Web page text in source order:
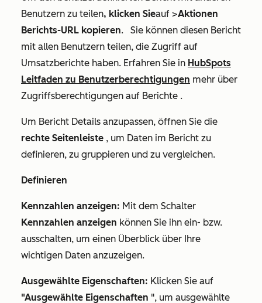
Benutzern zu teilen, klicken Sieauf >Aktionen
Berichts-URL kopieren. Sie können diesen Bericht
mit allen Benutzern teilen, die Zugriff auf
Umsatzberichte haben. Erfahren Sie in HubSpots
Leitfaden zu Benutzerberechtigungen mehr über
Zugriffsberechtigungen auf Berichte .
Um Bericht Details anzupassen, öffnen Sie die
rechte Seitenleiste , um Daten im Bericht zu
definieren, zu gruppieren und zu vergleichen.
Definieren
Kennzahlen anzeigen: Mit dem Schalter
Kennzahlen anzeigen können Sie ihn ein- bzw.
ausschalten, um einen Überblick über Ihre
wichtigen Daten anzuzeigen.
Ausgewählte Eigenschaften: Klicken Sie auf
"Ausgewählte Eigenschaften ", um ausgewählte